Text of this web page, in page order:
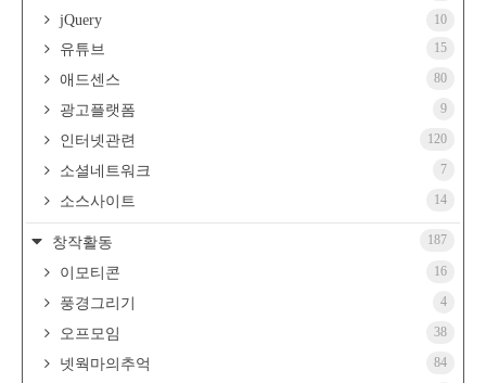
jQuery 10
유튜브 15
애드센스 80
광고플랫폼 9
인터넷관련 120
소셜네트워크 7
소스사이트 14
창작활동 187
이모티콘 16
풍경그리기 4
오프모임 38
넷웍마의추억 84